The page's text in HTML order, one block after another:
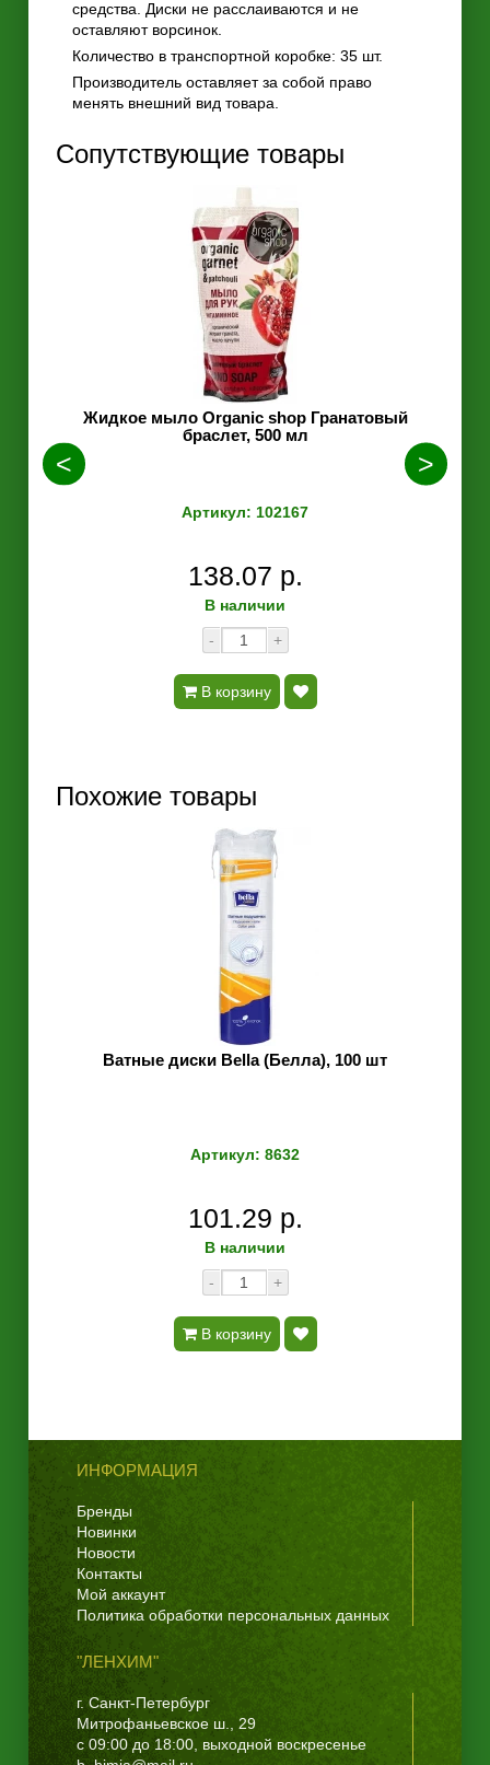
средства. Диски не расслаиваются и не
оставляют ворсинок.
Количество в транспортной коробке: 35 шт.
Производитель оставляет за собой право
менять внешний вид товара.
Сопутствующие товары
Жидкое мыло Organic shop Гранатовый
браслет, 500 мл
Артикул: 102167
138.07 р.
В наличии
+
В корзину
Похожие товары
Ватные диски Bella (Белла), 100 шт
Артикул: 8632
101.29 р.
В наличии
-
+
В корзину
ИНФОРМАЦИЯ
Бренды
Новинки
Новости
Контакты
Мой аккаунт
Политика обработки персональных данных
"ЛЕНХИМ"
г. Санкт-Петербург
Митрофаньевское ш., 29
с 09:00 до 18:00, выходной воскресенье